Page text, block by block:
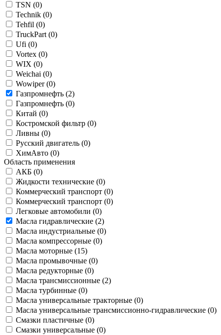
TSN (0)
Technik (0)
Tehfil (0)
TruckPart (0)
Ufi (0)
Vortex (0)
WIX (0)
Weichai (0)
Wowiper (0)
Газпромнефть (2)
Газпромнефть (0)
Китай (0)
Костромской фильтр (0)
Ливны (0)
Русский двигатель (0)
ХимАвто (0)
Область применения
АКБ (0)
Жидкости технические (0)
Коммерческий транспорт (0)
Коммерческий транспорт (0)
Легковые автомобили (0)
Масла гидравлические (2)
Масла индустриальные (0)
Масла компрессорные (0)
Масла моторные (15)
Масла промывочные (0)
Масла редукторные (0)
Масла трансмиссионные (2)
Масла турбинные (0)
Масла универсальные тракторные (0)
Масла универсальные трансмиссионно-гидравлические (0)
Смазки пластичные (0)
Смазки универсальные (0)